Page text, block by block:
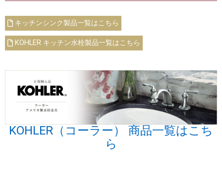
キッチンシンク製品一覧はこちら
KOHLER キッチン水栓製品一覧はこちら
KOHLER（コーラー） 商品一覧はこち
ら